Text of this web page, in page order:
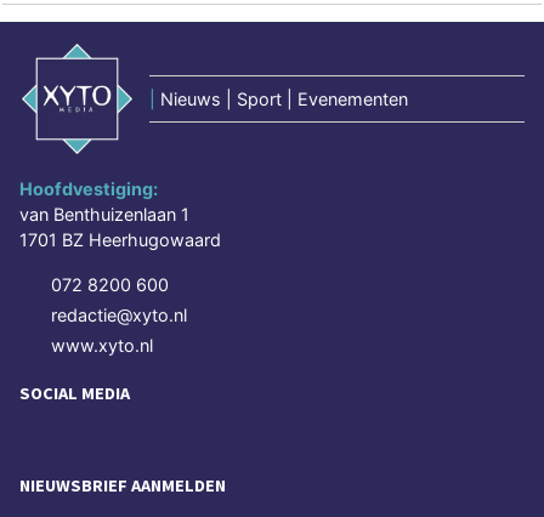
Nieuws | Sport | Evenementen
Hoofdvestiging:
van Benthuizenlaan 1
1701 BZ Heerhugowaard
072 8200 600
redactie@xyto.nl
www.xyto.nl
SOCIAL MEDIA
NIEUWSBRIEF AANMELDEN